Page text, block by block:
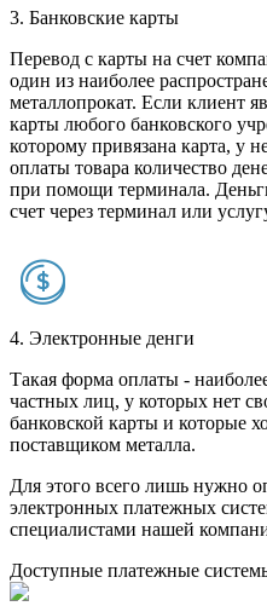
3. Банковские карты
Перевод с карты на счет
один из наиболее
металлопрокат. Если клиент
карты любого банковского
которому привязана карта, у
оплаты товара количество
при помощи терминала.
счет через терминал или
4. Электронные денги
Такая форма оплаты -
частных лиц, у которых нет
банковской карты и которые
поставщиком металла.
Для этого всего лишь нужно
электронных платежных
специалистами нашей
Доступные платежные